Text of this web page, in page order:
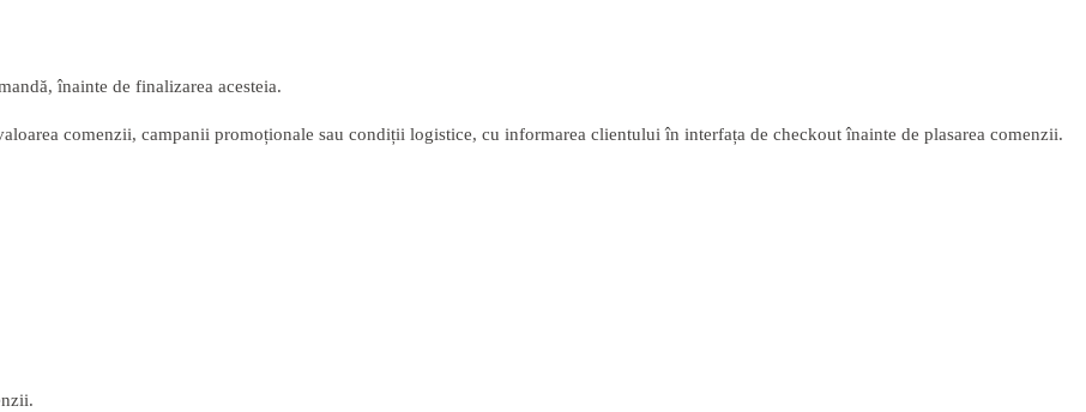
înainte de finalizarea acesteia.
comenzii, campanii promoționale sau condiții logistice, cu informarea clientului în interfața de checkout înainte de plasarea comenzii.